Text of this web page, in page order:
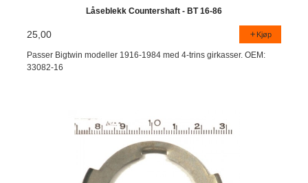
Låseblekk Countershaft - BT 16-86
25,00 Kjøp
Passer Bigtwin modeller 1916-1984 med 4-trins girkasser. OEM:
33082-16